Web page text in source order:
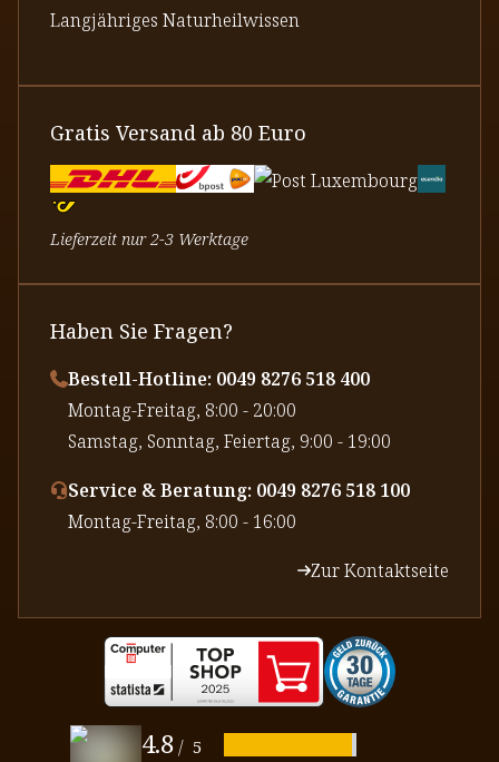
Langjähriges Naturheilwissen
Gratis Versand ab 80 Euro
Lieferzeit nur 2-3 Werktage
Haben Sie Fragen?
Bestell-Hotline: 0049 8276 518 400
⁠Montag-Freitag, 8:00 - 20:00
⁠Samstag, Sonntag, Feiertag, 9:00 - 19:00
Service & Beratung: 0049 8276 518 100
⁠Montag-Freitag, 8:00 - 16:00
Zur Kontaktseite
4.8 / 5